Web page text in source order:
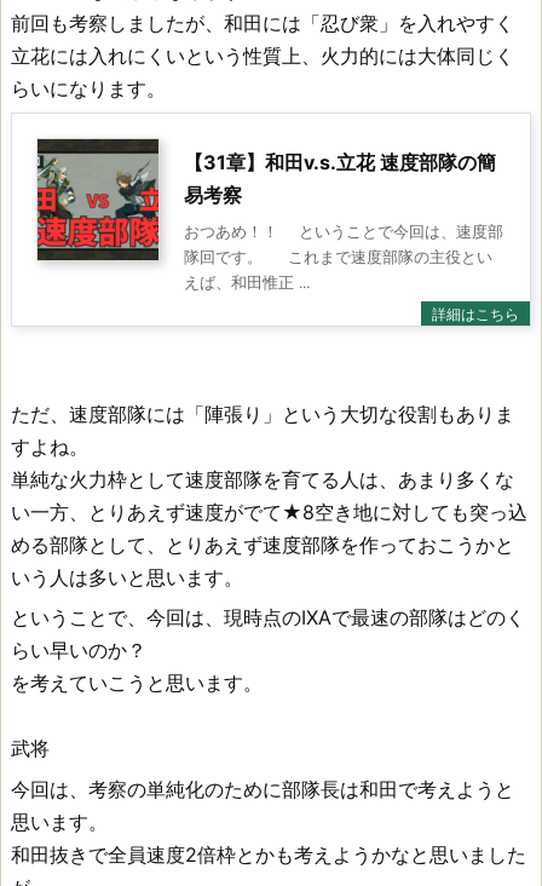
前回も考察しましたが、和田には「忍び衆」を入れやすく
立花には入れにくいという性質上、火力的には大体同じく
らいになります。
【31章】和田v.s.立花 速度部隊の簡
易考察
おつあめ！！ ということで今回は、速度部
隊回です。 これまで速度部隊の主役とい
えば、和田惟正 ...
ただ、速度部隊には「陣張り」という大切な役割もありま
すよね。
単純な火力枠として速度部隊を育てる人は、あまり多くな
い一方、とりあえず速度がでて★8空き地に対しても突っ込
める部隊として、とりあえず速度部隊を作っておこうかと
いう人は多いと思います。
ということで、今回は、現時点のIXAで最速の部隊はどのく
らい早いのか？
を考えていこうと思います。
武将
今回は、考察の単純化のために部隊長は和田で考えようと
思います。
和田抜きで全員速度2倍枠とかも考えようかなと思いました